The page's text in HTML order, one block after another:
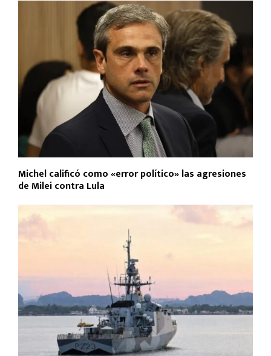
Michel calificó como «error político» las agresiones
de Milei contra Lula